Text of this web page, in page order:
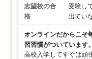
志望校の合
格
受験し
出てい
オンラインだからこそ
習習慣がついています。
高校入学してすぐは頑